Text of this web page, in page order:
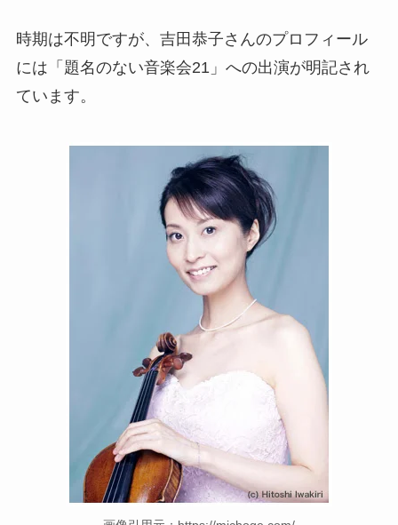
時期は不明ですが、吉田恭子さんのプロフィール
には「題名のない音楽会21」への出演が明記され
ています。